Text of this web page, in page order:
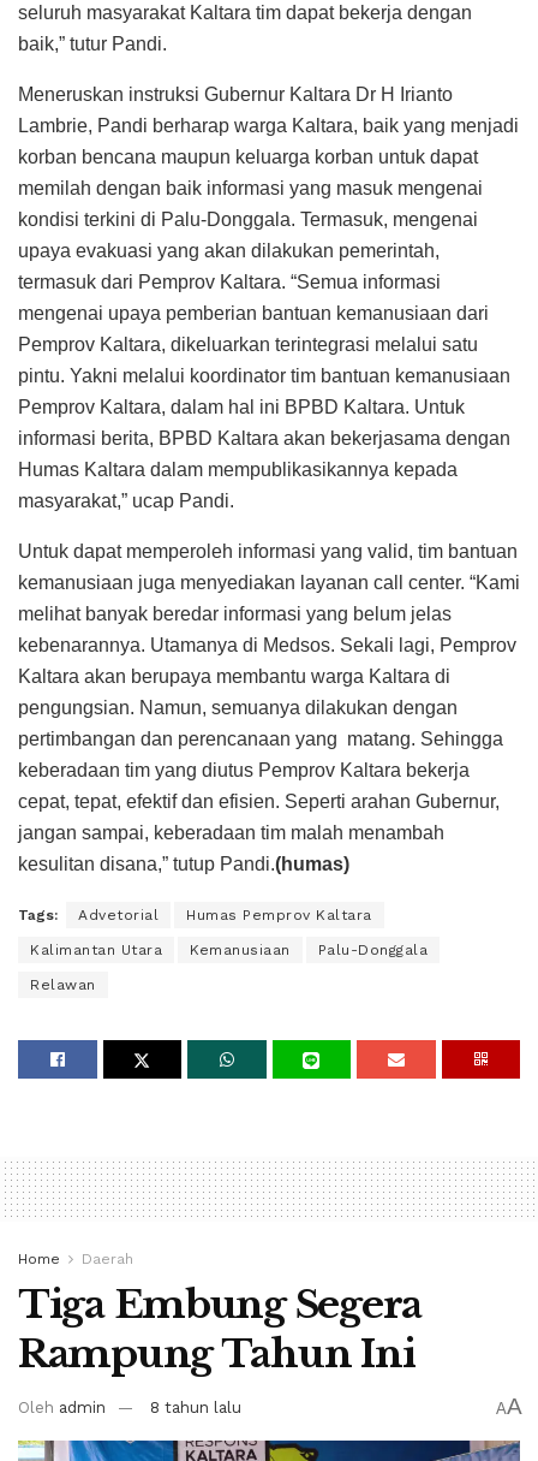
seluruh masyarakat Kaltara tim dapat bekerja dengan
baik,” tutur Pandi.
Meneruskan instruksi Gubernur Kaltara Dr H Irianto
Lambrie, Pandi berharap warga Kaltara, baik yang menjadi
korban bencana maupun keluarga korban untuk dapat
memilah dengan baik informasi yang masuk mengenai
kondisi terkini di Palu-Donggala. Termasuk, mengenai
upaya evakuasi yang akan dilakukan pemerintah,
termasuk dari Pemprov Kaltara. “Semua informasi
mengenai upaya pemberian bantuan kemanusiaan dari
Pemprov Kaltara, dikeluarkan terintegrasi melalui satu
pintu. Yakni melalui koordinator tim bantuan kemanusiaan
Pemprov Kaltara, dalam hal ini BPBD Kaltara. Untuk
informasi berita, BPBD Kaltara akan bekerjasama dengan
Humas Kaltara dalam mempublikasikannya kepada
masyarakat,” ucap Pandi.
Untuk dapat memperoleh informasi yang valid, tim bantuan
kemanusiaan juga menyediakan layanan call center. “Kami
melihat banyak beredar informasi yang belum jelas
kebenarannya. Utamanya di Medsos. Sekali lagi, Pemprov
Kaltara akan berupaya membantu warga Kaltara di
pengungsian. Namun, semuanya dilakukan dengan
pertimbangan dan perencanaan yang matang. Sehingga
keberadaan tim yang diutus Pemprov Kaltara bekerja
cepat, tepat, efektif dan efisien. Seperti arahan Gubernur,
jangan sampai, keberadaan tim malah menambah
kesulitan disana,” tutup Pandi.(humas)
Tags: Advetorial Humas Pemprov Kaltara
Kalimantan Utara Kemanusiaan Palu-Donggala
Relawan
Home Daerah
Tiga Embung Segera
Rampung Tahun Ini
Oleh admin 8 tahun lalu AA